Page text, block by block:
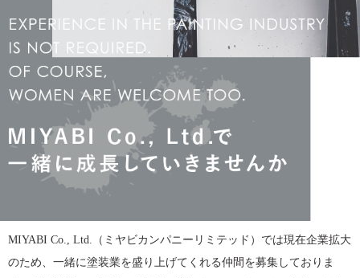
MIYABI Co., Ltd.（ミヤビカンパニーリミテッド）では現在企業拡大
のため、一緒に塗装業を盛り上げてくれる仲間を募集しておりま